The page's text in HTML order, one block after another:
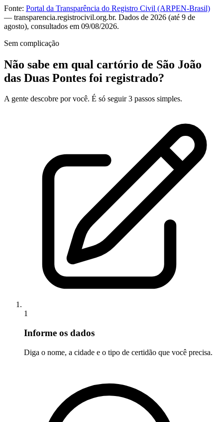
Fonte: Portal da Transparência do Registro Civil (ARPEN-Brasil)
— transparencia.registrocivil.org.br. Dados de 2026 (até 9 de
agosto), consultados em 09/08/2026.
Sem complicação
Não sabe em qual cartório de São João
das Duas Pontes foi registrado?
A gente descobre por você. É só seguir 3 passos simples.
1
Informe os dados
Diga o nome, a cidade e o tipo de certidão que você precisa.